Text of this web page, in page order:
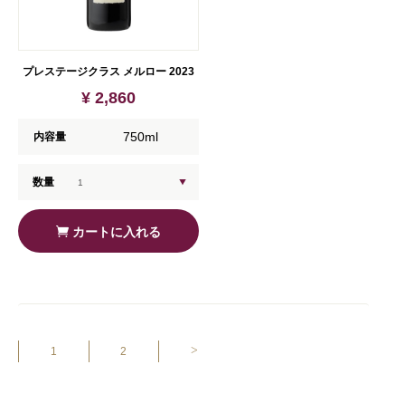
プレステージクラス メルロー 2023
¥ 2,860
内容量 750ml
数量
カートに入れる
1 2 >